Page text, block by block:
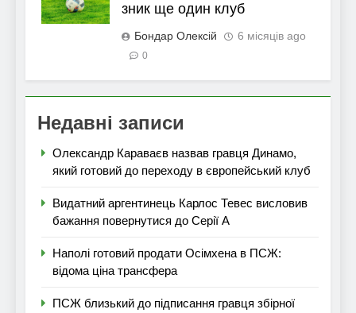
зник ще один клуб
Бондар Олексій 6 місяців ago
0
Недавні записи
Олександр Караваєв назвав гравця Динамо,
який готовий до переходу в європейський клуб
Видатний аргентинець Карлос Тевес висловив
бажання повернутися до Серії А
Наполі готовий продати Осімхена в ПСЖ:
відома ціна трансфера
ПСЖ близький до підписання гравця збірної